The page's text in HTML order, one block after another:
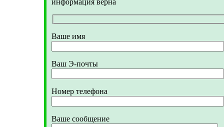
Ваше имя
Ваш Э-почты
Номер телефона
Ваше сообщение